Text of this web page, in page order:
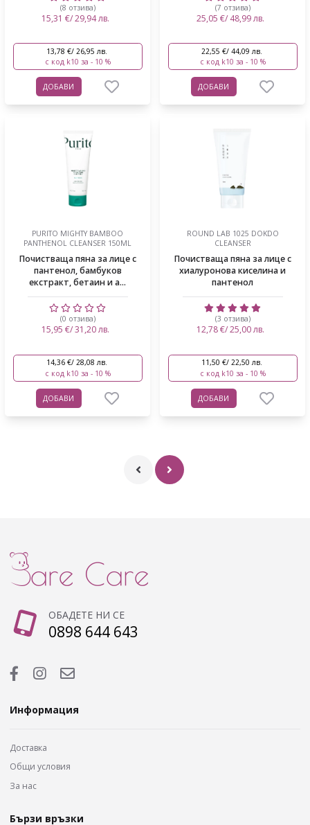
(8 отзива)
15,31 €/ 29,94 лв.
13,78 €/ 26,95 лв.
с код k10 за - 10 %
ДОБАВИ
(7 отзива)
25,05 €/ 48,99 лв.
22,55 €/ 44,09 лв.
с код k10 за - 10 %
ДОБАВИ
PURITO MIGHTY BAMBOO
PANTHENOL CLEANSER 150ML
Почистваща пяна за лице с
пантенол, бамбуков
екстракт, бетаин и а...
(0 отзива)
15,95 €/ 31,20 лв.
14,36 €/ 28,08 лв.
с код k10 за - 10 %
ДОБАВИ
ROUND LAB 1025 DOKDO
CLEANSER
Почистваща пяна за лице с
хиалуронова киселина и
пантенол
(3 отзива)
12,78 €/ 25,00 лв.
11,50 €/ 22,50 лв.
с код k10 за - 10 %
ДОБАВИ
ОБАДЕТЕ НИ СЕ
0898 644 643
Информация
Доставка
Общи условия
За нас
Бързи връзки